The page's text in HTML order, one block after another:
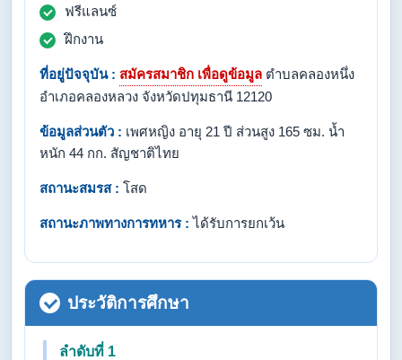
ฟรีแลนซ์
ฝึกงาน
ที่อยู่ปัจจุบัน : สมัครสมาชิก เพื่อดูข้อมูล ตำบลคลองหนึ่ง
อำเภอคลองหลวง จังหวัดปทุมธานี 12120
ข้อมูลส่วนตัว : เพศหญิง อายุ 21 ปี ส่วนสูง 165 ซม. น้ำ
หนัก 44 กก. สัญชาติไทย
สถานะสมรส : โสด
สถานะภาพทางการทหาร : ได้รับการยกเว้น
ประวัติการศึกษา
ลำดับที่ 1